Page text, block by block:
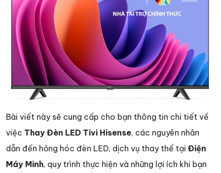
Bài viết này sẽ cung cấp cho bạn thông tin chi tiết về
việc Thay Đèn LED Tivi Hisense, các nguyên nhân
dẫn đến hỏng hóc đèn LED, dịch vụ thay thế tại Điện
Máy Minh, quy trình thực hiện và những lợi ích khi bạn